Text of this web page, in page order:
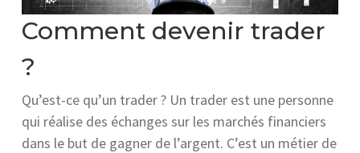
Comment devenir trader
?
Qu’est-ce qu’un trader ? Un trader est une personne
qui réalise des échanges sur les marchés financiers
dans le but de gagner de l’argent. C’est un métier de